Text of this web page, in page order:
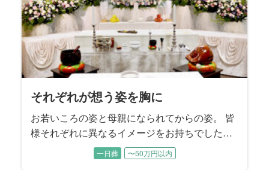
ていただきました。
それぞれが想う姿を胸に
お若いころの姿と母親になられてからの姿。 皆
様それぞれに異なるイメージをお持ちでした。
各時代のお姿をそれぞれにお話しいただきなが
ら、故人様を振り返っていただきました。
一日葬 〜50万円以内